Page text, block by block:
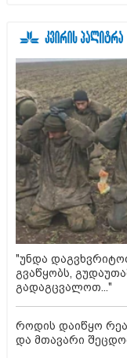
"უნდა
გვაწყობს,
გადაგცვალოთ..."
როდის დაიწყო
და მთავარი